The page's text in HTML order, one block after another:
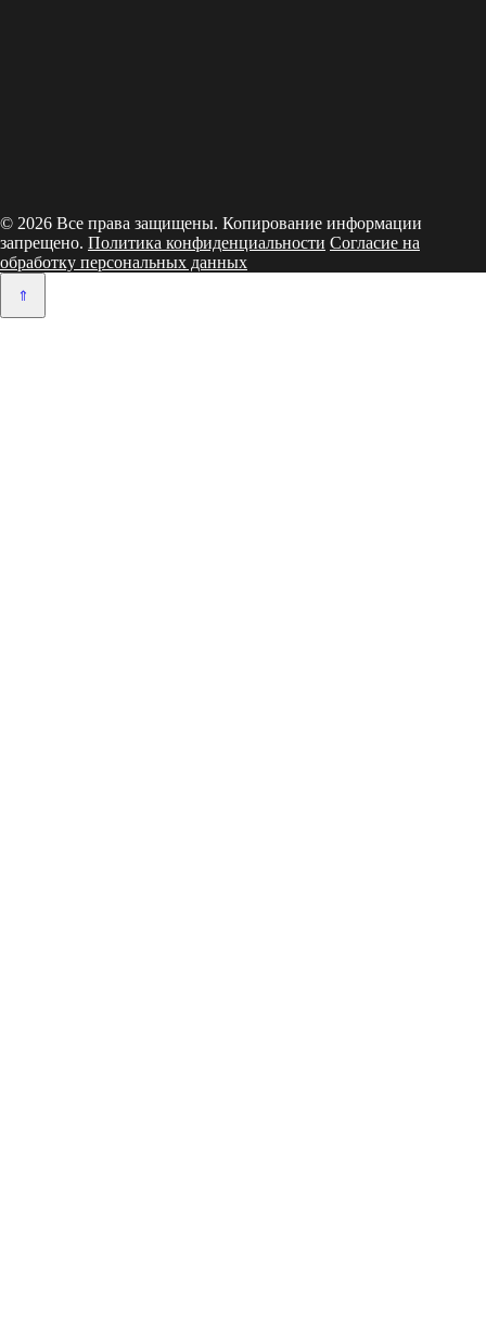
© 2026 Все права защищены. Копирование информации
запрещено. Политика конфиденциальности Согласие на
обработку персональных данных